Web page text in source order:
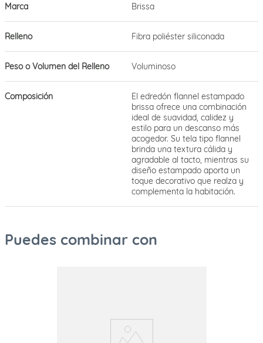
Marca Brissa
Relleno Fibra poliéster siliconada
Peso o Volumen del Relleno Voluminoso
Composición
El edredón flannel estampado
brissa ofrece una combinación
ideal de suavidad, calidez y
estilo para un descanso más
acogedor. Su tela tipo flannel
brinda una textura cálida y
agradable al tacto, mientras su
diseño estampado aporta un
toque decorativo que realza y
complementa la habitación.
Puedes combinar con